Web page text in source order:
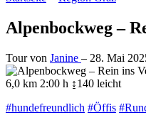
Alpenbockweg –
Tour von Janine – 28. Mai
6,0 km 2:00 h ↨140 leicht
#hundefreundlich #Öffis